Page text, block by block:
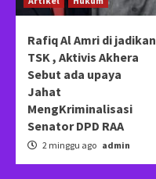
Rafiq Al Amri di jadikan
TSK , Aktivis Akhera
Sebut ada upaya
Jahat
MengKriminalisasi
Senator DPD RAA
2 minggu ago admin